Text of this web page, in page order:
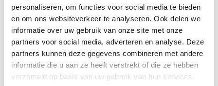
personaliseren, om functies voor social media te bieden
en om ons websiteverkeer te analyseren. Ook delen we
informatie over uw gebruik van onze site met onze
partners voor social media, adverteren en analyse. Deze
partners kunnen deze gegevens combineren met andere
informatie die u aan ze heeft verstrekt of die ze hebben
verzameld op basis van uw gebruik van hun services.
geboortekaartje? Of juist jouw eigen ontwerp? Een
origineel kraamcadeau voor baby en kersverse ouders!
Afmeting en bewerking
Het koffertje is 25cm breed en wordt aan één zijde
beschilderd.